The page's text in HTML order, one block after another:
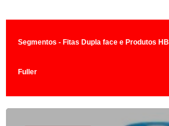
Segmentos - Fitas Dupla face e Produtos HB
Fuller